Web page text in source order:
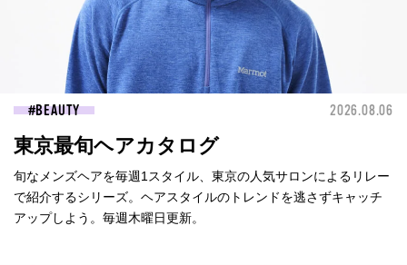
BEAUTY 2026.08.06
東京最旬ヘアカタログ
旬なメンズヘアを毎週1スタイル、東京の人気サロンによるリレー
で紹介するシリーズ。ヘアスタイルのトレンドを逃さずキャッチ
アップしよう。毎週木曜日更新。